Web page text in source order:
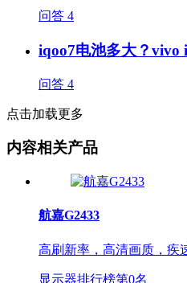
问答 4
iqoo7电池多大？vivo
问答 4
点击加载更多
内容相关产品
航嘉G2433
高刷新率，高清画质，疾
显示器排行榜第0名